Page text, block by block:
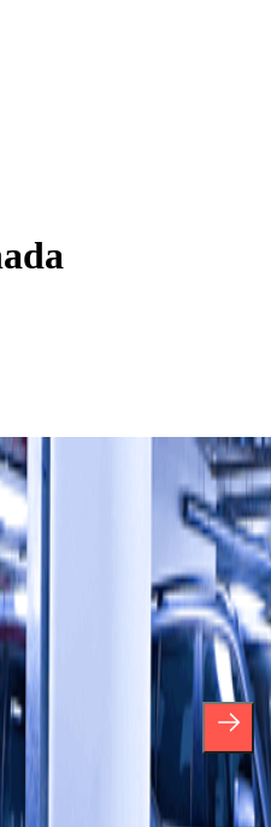
de Granada (GRX)
i
sortejos i
de Privacitat per a rebre
Sense cap compromís,
en la mateixa newsletter.